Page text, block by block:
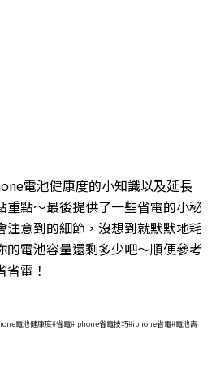
電池健康度的小知識以及延長
重點～最後提供了一些省電的小秘
注意到的細節，沒想到就默默地耗
的電池容量還剩多少吧～順便參考
電！
電池健康度#省電#iphone省電技巧#iphone省電#電池壽